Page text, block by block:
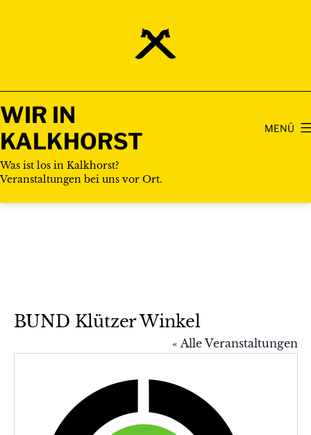
WIR IN
KALKHORST
Was ist los in Kalkhorst?
Veranstaltungen bei uns vor Ort.
MENÜ
BUND Klützer Winkel
« Alle Veranstaltungen